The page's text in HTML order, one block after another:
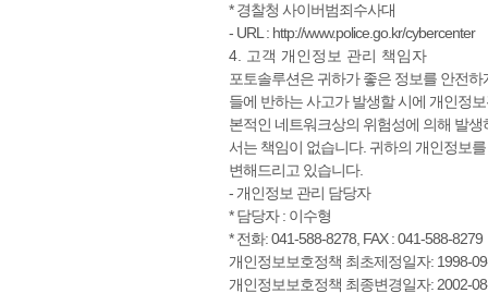
* 경찰청 사이버범죄수사대
- URL : http://www.police.go.kr/cybercenter
4. 고객 개인정보 관리 책임자
포토솔루션은 귀하가 좋은 정보를 안전
들에 반하는 사고가 발생할 시에 개인정
본적인 네트워크상의 위험성에 의해 발
서는 책임이 없습니다. 귀하의 개인정보
변해드리고 있습니다.
- 개인정보 관리 담당자
* 담당자 : 이수형
* 전화: 041-588-8278, FAX : 041-588-8279
개인정보보호정책 최초제정일자: 1998-
개인정보보호정책 최종변경일자: 2002-